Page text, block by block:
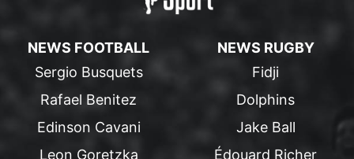
NEWS FOOTBALL
Sergio Busquets
Rafael Benitez
Edinson Cavani
Leon Goretzka
NEWS RUGBY
Fidji
Dolphins
Jake Ball
Édouard Richer